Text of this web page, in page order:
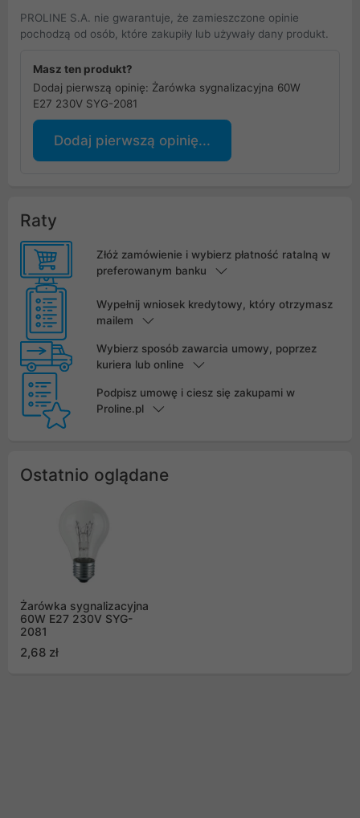
PROLINE S.A. nie gwarantuje, że zamieszczone opinie
pochodzą od osób, które zakupiły lub używały dany produkt.
Masz ten produkt?
Dodaj pierwszą opinię: Żarówka sygnalizacyjna 60W
E27 230V SYG-2081
Dodaj pierwszą opinię...
Raty
Złóż zamówienie i wybierz płatność ratalną w
preferowanym banku
Wypełnij wniosek kredytowy, który otrzymasz
mailem
Wybierz sposób zawarcia umowy, poprzez
kuriera lub online
Podpisz umowę i ciesz się zakupami w
Proline.pl
Ostatnio oglądane
Żarówka sygnalizacyjna
60W E27 230V SYG-
2081
2,68 zł